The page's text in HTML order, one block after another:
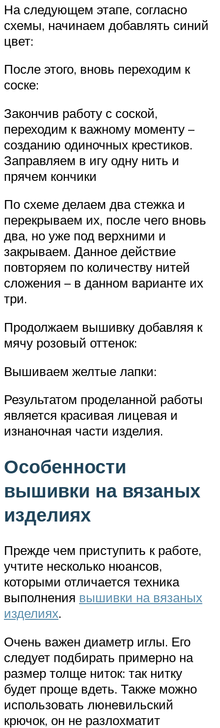
На следующем этапе, согласно
схемы, начинаем добавлять синий
цвет:
После этого, вновь переходим к
соске:
Закончив работу с соской,
переходим к важному моменту –
созданию одиночных крестиков.
Заправляем в игу одну нить и
прячем кончики
По схеме делаем два стежка и
перекрываем их, после чего вновь
два, но уже под верхними и
закрываем. Данное действие
повторяем по количеству нитей
сложения – в данном варианте их
три.
Продолжаем вышивку добавляя к
мячу розовый оттенок:
Вышиваем желтые лапки:
Результатом проделанной работы
является красивая лицевая и
изнаночная части изделия.
Особенности
вышивки на вязаных
изделиях
Прежде чем приступить к работе,
учтите несколько нюансов,
которыми отличается техника
выполнения вышивки на вязаных
изделиях.
Очень важен диаметр иглы. Его
следует подбирать примерно на
размер толще ниток: так нитку
будет проще вдеть. Также можно
использовать люневильский
крючок, он не разлохматит